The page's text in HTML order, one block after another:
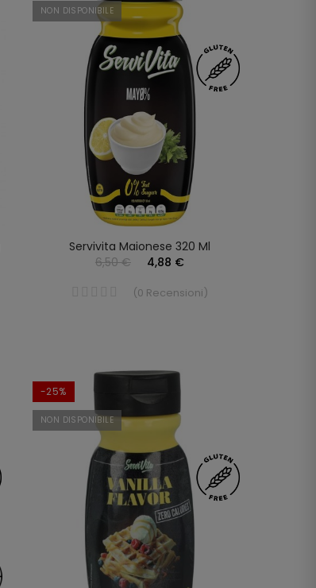
NON DISPONIBILE
Servivita Maionese 320 Ml
6,50 €
4,88 €
(0 Recensioni)
-25%
NON DISPONIBILE